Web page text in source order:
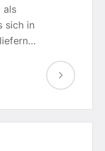
als
sich in